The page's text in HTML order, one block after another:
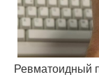
Ревматоидный